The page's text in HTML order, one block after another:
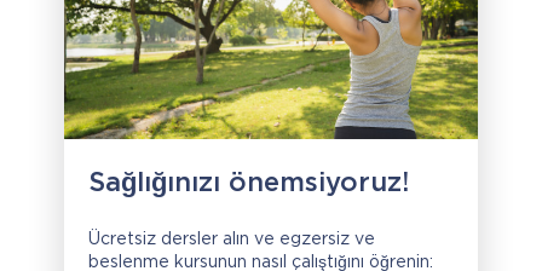
Sağlığınızı önemsiyoruz!
Ücretsiz dersler alın ve egzersiz ve
beslenme kursunun nasıl çalıştığını öğrenin: